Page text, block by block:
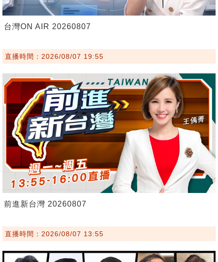
台灣ON AIR 20260807
直播時間：2026/08/07 19:55
前進新台灣 20260807
直播時間：2026/08/07 13:55